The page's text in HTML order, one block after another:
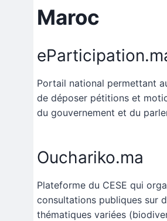
Maroc
Portail national permettant
de déposer pétitions et
du gouvernement et du
Ouchariko.ma
Plateforme du CESE qui
consultations publiques sur
thématiques variées